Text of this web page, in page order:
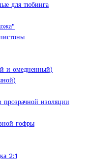
для тюбинга
и омедненный)
прозрачной изоляции
гофры
2:1